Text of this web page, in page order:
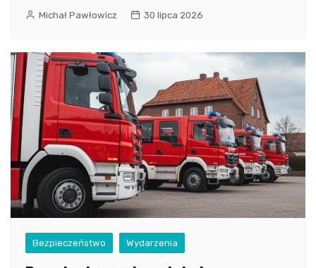
Michał Pawłowicz 30 lipca 2026
Bezpieczeństwo Wydarzenia